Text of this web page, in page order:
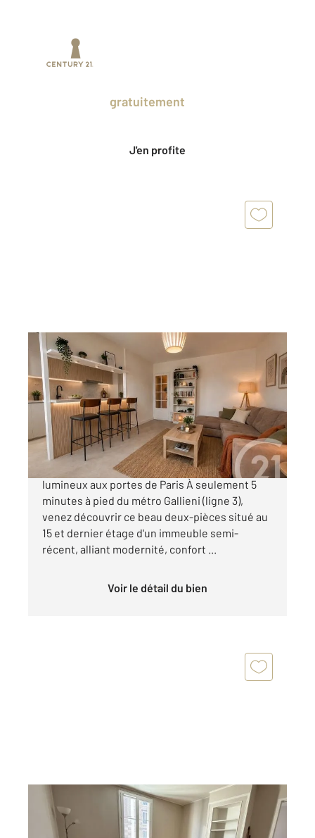
gratuitement
J'en profite
BAGNOLET 93
47,36 m2, 2 pièces
Ref : 15301
Appartement F2 à vendre
229 900 €
Coup de cœur assuré Superbe deux-pièces
lumineux aux portes de Paris À seulement 5
minutes à pied du métro Gallieni (ligne 3),
venez découvrir ce beau deux-pièces situé au
15 et dernier étage d'un immeuble semi-
récent, alliant modernité, confort ...
Voir le détail du bien
ST DENIS 93
50,32 m
, 3 pièces
Ref : 15205